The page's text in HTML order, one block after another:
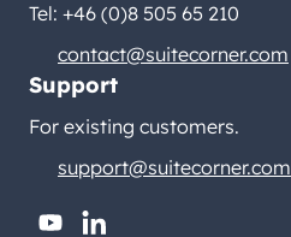
Tel: +46 (0)8 505 65 210
contact@suitecorner.com
Support
For existing customers.
support@suitecorner.com
youtubelinkedin